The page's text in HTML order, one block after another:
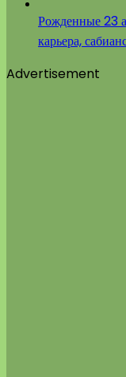
Рожденные 23
карьера,
Advertisement